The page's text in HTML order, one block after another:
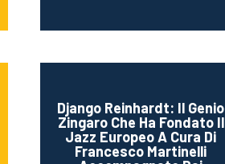
Django Reinhardt: Il Genio
Zingaro Che Ha Fondato Il
Jazz Europeo A Cura Di
Francesco Martinelli